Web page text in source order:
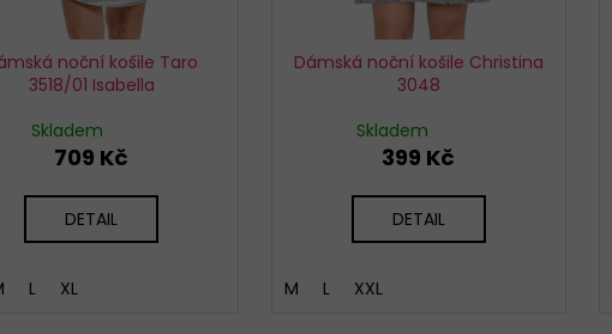
noční košile Taro
3518/01 Isabella
Skladem
709 Kč
DETAIL
L XL
Dámská noční košile Christina
3048
Skladem
399 Kč
DETAIL
M L XXL